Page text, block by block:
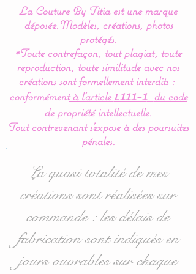
Nos modèles de turbulette,
gigoteuse sont
entièrement réalisés en
coton Bio (Made in France)
pour en faire un vrai nid
douillé et confortable.
Pour le confort et le bien
est entièrement doublée de
ouatine ce qui lui donne un
moelleux idéal.
Cette turbulette gigoteuse
se ferme à l’aide d’une
fermeture éclair et de
La Couture By Titia est une marque
déposée.Modèles, créations, photos
protégés.
*Toute contrefaçon, tout plagiat, toute
reproduction, toute similitude avec nos
créations sont formellement interdits :
conformémentà l’article L111-1
du code
de propriété intellectuelle.
Tout contrevenant s'expose à des poursuites
pénales.
La quasi totalité de mes
créations sont réalisées sur
commande : les délais de
fabrication sont indiqués en
jours ouvrables sur chaque